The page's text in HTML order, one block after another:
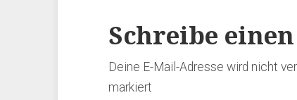
Schreibe
Deine E-Mail-Adresse wird nicht
markiert